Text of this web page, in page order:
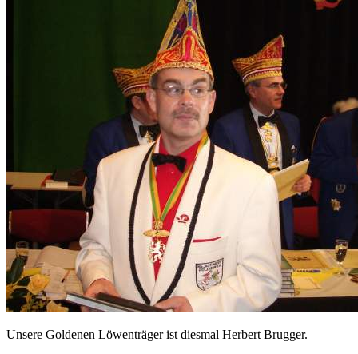
Unsere Goldenen Löwenträger ist diesmal Herbert Brugger.